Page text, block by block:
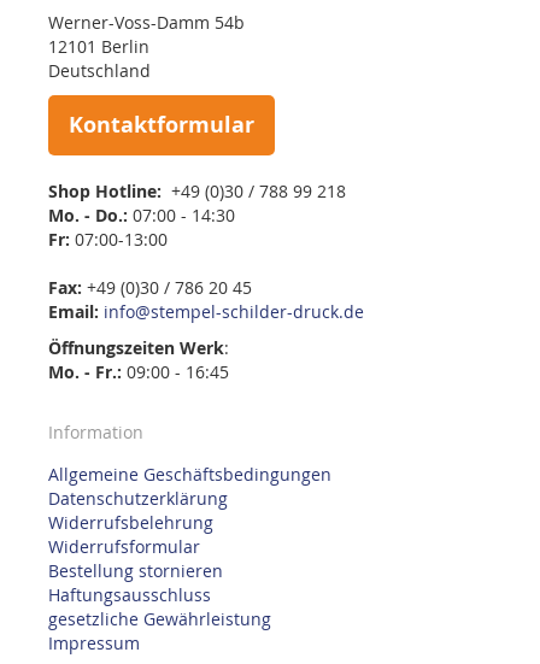
Werner-Voss-Damm 54b
12101 Berlin
Deutschland
Kontaktformular
Shop Hotline: +49 (0)30 / 788 99 218
Mo. - Do.: 07:00 - 14:30
Fr: 07:00-13:00
Fax: +49 (0)30 / 786 20 45
Email: info@stempel-schilder-druck.de
Öffnungszeiten Werk:
Mo. - Fr.: 09:00 - 16:45
Information
Allgemeine Geschäftsbedingungen
Datenschutzerklärung
Widerrufsbelehrung
Widerrufsformular
Bestellung stornieren
Haftungsausschluss
gesetzliche Gewährleistung
Impressum